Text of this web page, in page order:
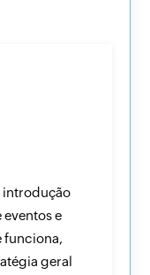
introdução
e
funciona,
geral